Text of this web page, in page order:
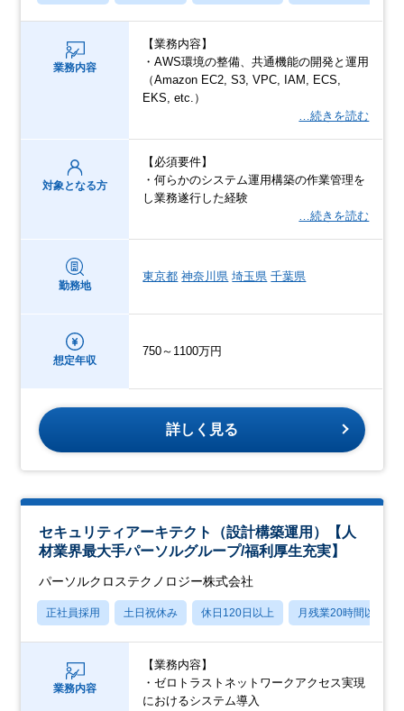
業務内容
【業務内容】
・AWS環境の整備、共通機能の開発と運用
（Amazon EC2, S3, VPC, IAM, ECS,
EKS, etc.）
…続きを読む
対象となる方
【必須要件】
・何らかのシステム運用構築の作業管理を
し業務遂行した経験
…続きを読む
勤務地
東京都 神奈川県 埼玉県 千葉県
想定年収
750～1100万円
詳しく見る
セキュリティアーキテクト（設計構築運用）【人
材業界最大手パーソルグループ/福利厚生充実】
パーソルクロステクノロジー株式会社
正社員採用 土日祝休み 休日120日以上 月残業20時間以内
業務内容
【業務内容】
・ゼロトラストネットワークアクセス実現
におけるシステム導入